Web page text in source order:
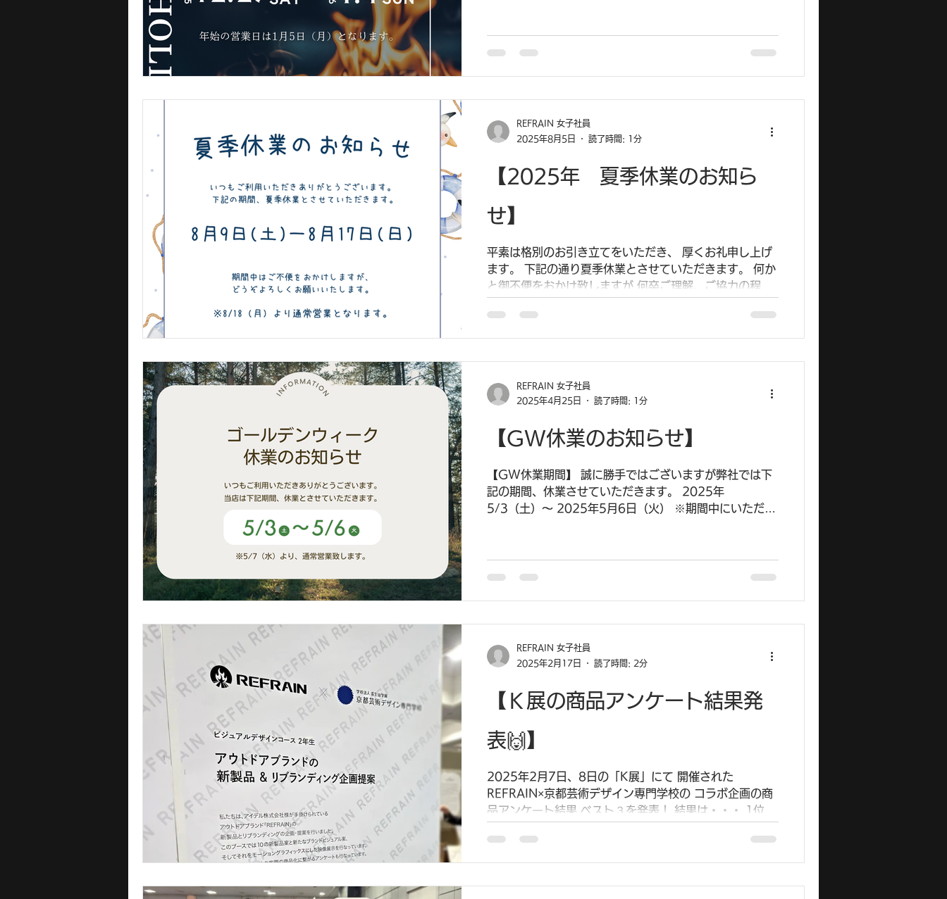
たお問い合わせは 2026年1/5（月）以降に順次対応さ
せていただきます。
【2025年 夏季休業のお知ら
せ】
平素は格別のお引き立てをいただき、 厚くお礼申し上げ
ます。 下記の通り夏季休業とさせていただきます。 何か
と御不便をおかけ致しますが 何卒ご理解、ご協力の程お
（土）～8月17日（日） ※期間中にいただいたお問い合
わせは...
REFRAIN 女子社員
2025年8月5日
読了時間: 1分
【GW休業のお知らせ】
【GW休業期間】 誠に勝手ではございますが弊社では下
記の期間、休業させていただきます。 2025年
5/3（土）～ 2025年5月6日（火） ※期間中にいただい
REFRAIN 女子社員
2025年4月25日
読了時間: 1分
【Ｋ展の商品アンケート結果発
表🙌】
2025年2月7日、8日の「K展」にて 開催された
REFRAIN×京都芸術デザイン専門学校の コラボ企画の商
品アンケート結果 ベスト３を発表！ 結果は・・・ 1位
全体 ↓キラキランタン ブース全体...
REFRAIN 女子社員
2025年2月17日
読了時間: 2分